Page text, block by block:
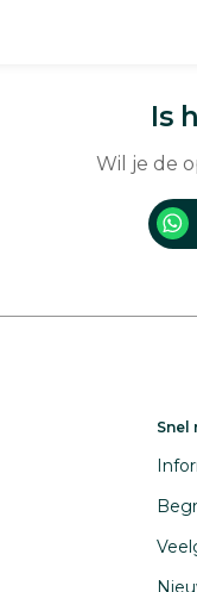
Is
Wil je de
Snel